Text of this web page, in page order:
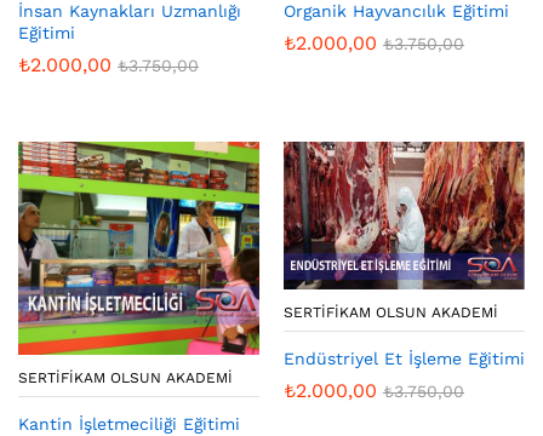
İnsan Kaynakları Uzmanlığı
Eğitimi
₺2.000,00 ₺3.750,00
Organik Hayvancılık Eğitimi
₺2.000,00 ₺3.750,00
SERTIFIKAM OLSUN AKADEMI
Kantin İşletmeciliği Eğitimi
SERTIFIKAM OLSUN AKADEMI
Endüstriyel Et İşleme Eğitimi
₺2.000,00 ₺3.750,00